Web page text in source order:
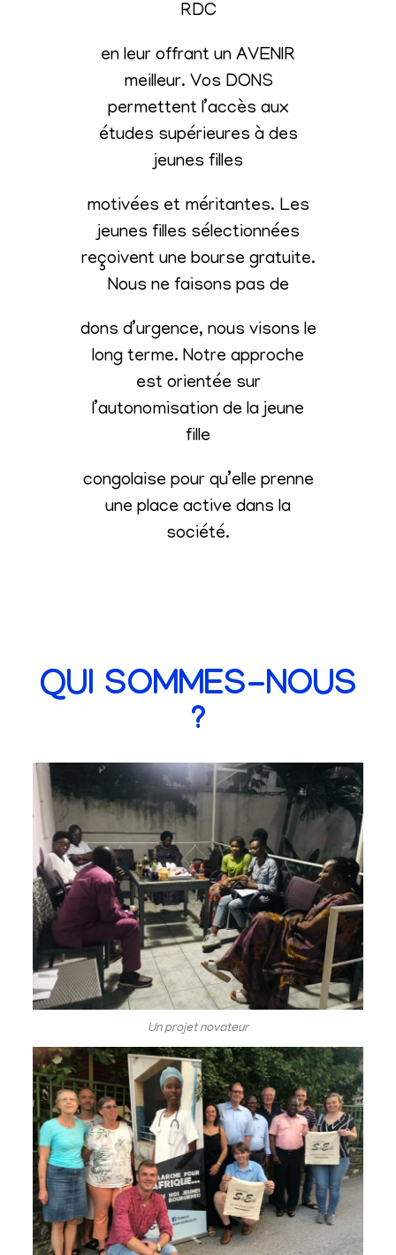
RDC
en leur offrant un AVENIR
meilleur. Vos DONS
permettent l’accès aux
études supérieures à des
jeunes filles
motivées et méritantes. Les
jeunes filles sélectionnées
reçoivent une bourse gratuite.
Nous ne faisons pas de
dons d’urgence, nous visons le
long terme. Notre approche
est orientée sur
l’autonomisation de la jeune
fille
congolaise pour qu’elle prenne
une place active dans la
société.
QUI SOMMES-NOUS
?
Un projet novateur